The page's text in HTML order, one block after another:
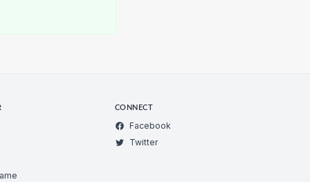
CONNECT
Facebook
Twitter